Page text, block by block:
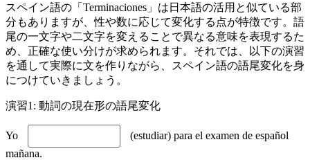
スペイン語の「Terminaciones」は日本語の活用と似ている部
分もありますが、性や数に応じて変化する点が特徴です。語
尾の一文字や二文字を変えることで異なる意味を表現するた
め、正確な使い分けが求められます。それでは、以下の演習
を通して実際に文を作りながら、スペイン語の語尾変化を身
につけていきましょう。
演習1: 動詞の現在形の語尾変化
Yo
(estudiar) para el examen de español
mañana.